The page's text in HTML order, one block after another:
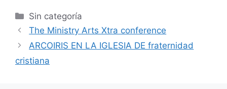
Sin categoría
The Ministry Arts Xtra conference
ARCOIRIS EN LA IGLESIA DE fraternidad
cristiana